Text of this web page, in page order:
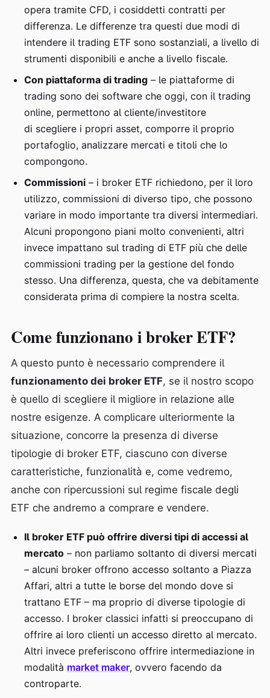
opera tramite CFD, i cosiddetti contratti per
differenza. Le differenze tra questi due modi di
intendere il trading ETF sono sostanziali, a livello di
strumenti disponibili e anche a livello fiscale.
Con piattaforma di trading – le piattaforme di
trading sono dei software che oggi, con il trading
online, permettono al cliente/investitore
di scegliere i propri asset, comporre il proprio
portafoglio, analizzare mercati e titoli che lo
compongono.
Commissioni – i broker ETF richiedono, per il loro
utilizzo, commissioni di diverso tipo, che possono
variare in modo importante tra diversi intermediari.
Alcuni propongono piani molto convenienti, altri
invece impattano sul trading di ETF più che delle
commissioni trading per la gestione del fondo
stesso. Una differenza, questa, che va debitamente
considerata prima di compiere la nostra scelta.
Come funzionano i broker ETF?
A questo punto è necessario comprendere il
funzionamento dei broker ETF, se il nostro scopo
è quello di scegliere il migliore in relazione alle
nostre esigenze. A complicare ulteriormente la
situazione, concorre la presenza di diverse
tipologie di broker ETF, ciascuno con diverse
caratteristiche, funzionalità e, come vedremo,
anche con ripercussioni sul regime fiscale degli
ETF che andremo a comprare e vendere.
Il broker ETF può offrire diversi tipi di accessi al
mercato – non parliamo soltanto di diversi mercati
– alcuni broker offrono accesso soltanto a Piazza
Affari, altri a tutte le borse del mondo dove si
trattano ETF – ma proprio di diverse tipologie di
accesso. I broker classici infatti si preoccupano di
offrire ai loro clienti un accesso diretto al mercato.
Altri invece preferiscono offrire intermediazione in
modalità market maker, ovvero facendo da
controparte.